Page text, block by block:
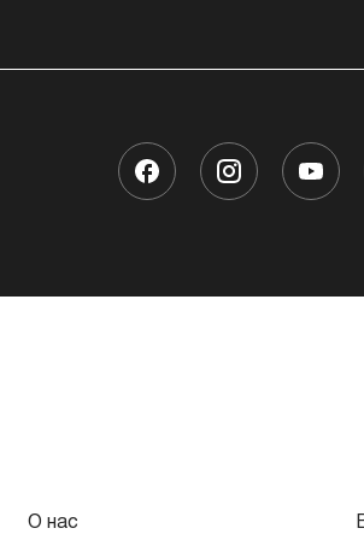
О нас